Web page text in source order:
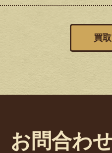
買
お問合わ